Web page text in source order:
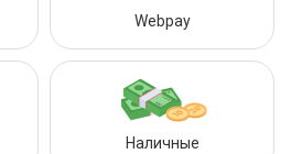
Webpay
Наличные